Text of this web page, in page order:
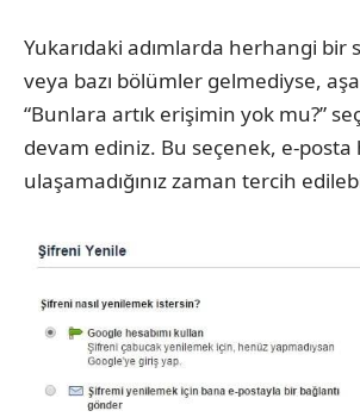
Yukarıdaki adımlarda herhangi bir
veya bazı bölümler gelmediyse,
“Bunlara artık erişimin yok mu?”
devam ediniz. Bu seçenek, e-posta
ulaşamadığınız zaman tercih